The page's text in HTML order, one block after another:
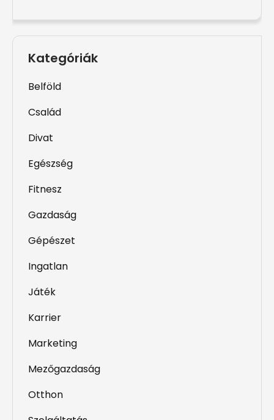
Kategóriák
Belföld
Család
Divat
Egészség
Fitnesz
Gazdaság
Gépészet
Ingatlan
Játék
Karrier
Marketing
Mezőgazdaság
Otthon